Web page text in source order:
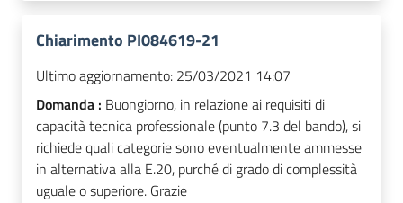
Chiarimento PI084619-21
Ultimo aggiornamento: 25/03/2021 14:07
Domanda : Buongiorno, in relazione ai requisiti di
capacità tecnica professionale (punto 7.3 del bando), si
richiede quali categorie sono eventualmente ammesse
in alternativa alla E.20, purché di grado di complessità
uguale o superiore. Grazie